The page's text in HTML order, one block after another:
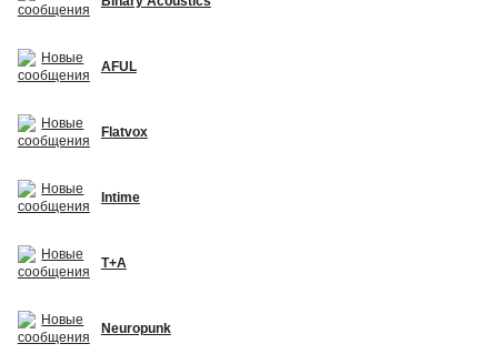
AFUL
Flatvox
Intime
T+A
Neuropunk